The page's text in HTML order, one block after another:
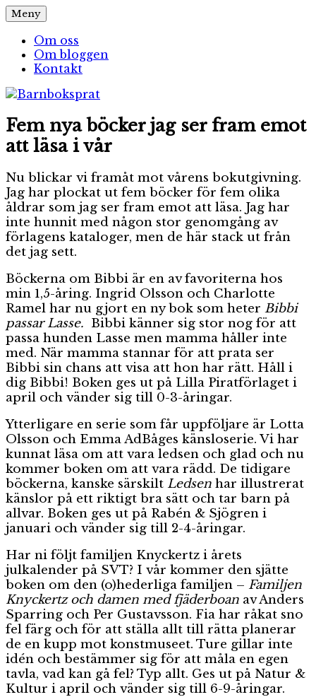
Hoppa
till
innehåll
Barnboksprat
– en blogg om barnböcker
Meny
Om oss
Om bloggen
Kontakt
Fem nya böcker jag ser fram emot
att läsa i vår
Nu blickar vi framåt mot vårens bokutgivning.
Jag har plockat ut fem böcker för fem olika
åldrar som jag ser fram emot att läsa. Jag har
inte hunnit med någon stor genomgång av
förlagens kataloger, men de här stack ut från
det jag sett.
Böckerna om Bibbi är en av favoriterna hos
min 1,5-åring. Ingrid Olsson och Charlotte
Ramel har nu gjort en ny bok som heter Bibbi
passar Lasse. Bibbi känner sig stor nog för att
passa hunden Lasse men mamma håller inte
med. När mamma stannar för att prata ser
Bibbi sin chans att visa att hon har rätt. Håll i
dig Bibbi! Boken ges ut på Lilla Piratförlaget i
april och vänder sig till 0-3-åringar.
Ytterligare en serie som får uppföljare är Lotta
Olsson och Emma AdBåges känsloserie. Vi har
kunnat läsa om att vara ledsen och glad och nu
kommer boken om att vara rädd. De tidigare
böckerna, kanske särskilt Ledsen har illustrerat
känslor på ett riktigt bra sätt och tar barn på
allvar. Boken ges ut på Rabén & Sjögren i
januari och vänder sig till 2-4-åringar.
Har ni följt familjen Knyckertz i årets
julkalender på SVT? I vår kommer den sjätte
boken om den (o)hederliga familjen – Familjen
Knyckertz och damen med fjäderboan av Anders
Sparring och Per Gustavsson. Fia har råkat sno
fel färg och för att ställa allt till rätta planerar
de en kupp mot konstmuseet. Ture gillar inte
idén och bestämmer sig för att måla en egen
tavla, vad kan gå fel? Typ allt. Ges ut på Natur &
Kultur i april och vänder sig till 6-9-åringar.